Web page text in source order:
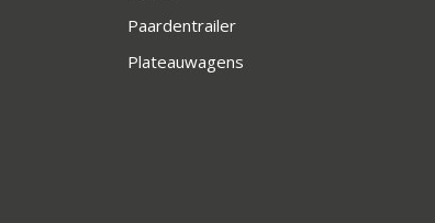
Paardentrailer
Plateauwagens